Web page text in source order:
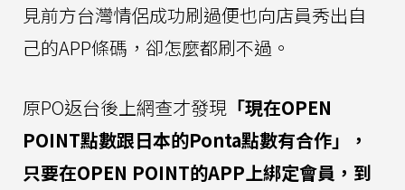
見前方台灣情侶成功刷過便也向店員秀出自
己的APP條碼，卻怎麼都刷不過。
原PO返台後上網查才發現 「現在OPEN
POINT點數跟日本的Ponta點數有合作」，
只要在OPEN POINT的APP上綁定會員，到